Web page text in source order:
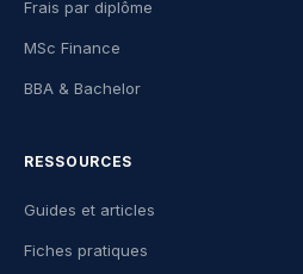
Frais par diplôme
MSc Finance
BBA & Bachelor
RESSOURCES
Guides et articles
Fiches pratiques